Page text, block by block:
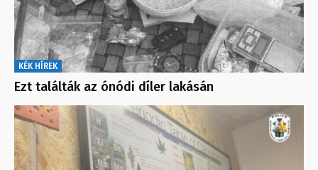
KÉK HÍREK
Ezt találták az ónódi díler lakásán